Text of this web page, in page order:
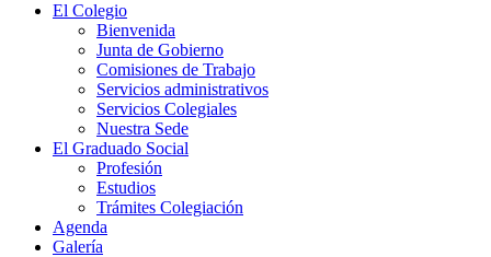
El Colegio
Bienvenida
Junta de Gobierno
Comisiones de Trabajo
Servicios administrativos
Servicios Colegiales
Nuestra Sede
El Graduado Social
Profesión
Estudios
Trámites Colegiación
Agenda
Galería